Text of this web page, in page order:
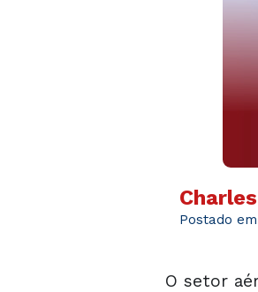
Postado
O setor